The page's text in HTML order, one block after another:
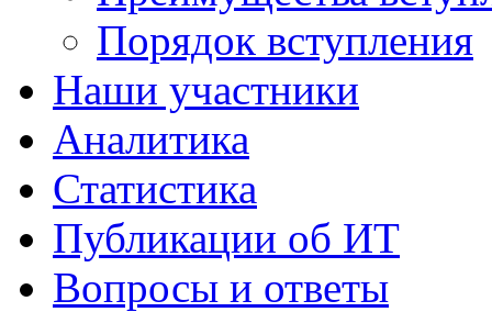
Порядок вступления
Наши участники
Аналитика
Статистика
Публикации об ИТ
Вопросы и ответы